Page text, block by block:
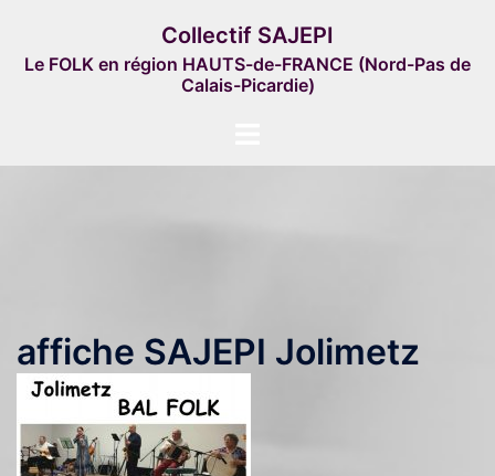
contenu
Collectif SAJEPI
Le FOLK en région HAUTS-de-FRANCE (Nord-Pas de
Calais-Picardie)
affiche SAJEPI Jolimetz